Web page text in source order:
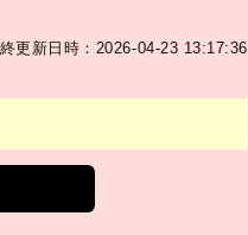
更新日時：2026-04-23 13:17:36